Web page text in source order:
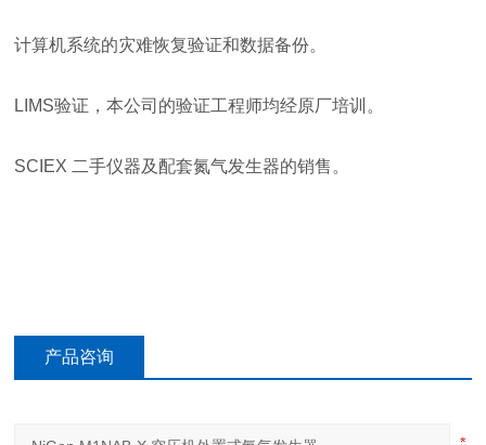
计算机系统的灾难恢复验证和数据备份。
LIMS验证，本公司的验证工程师均经原厂培训。
SCIEX 二手仪器及配套氮气发生器的销售。
产品咨询